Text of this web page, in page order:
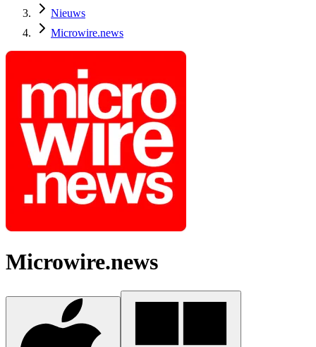
Nieuws
Microwire.news
Microwire.news